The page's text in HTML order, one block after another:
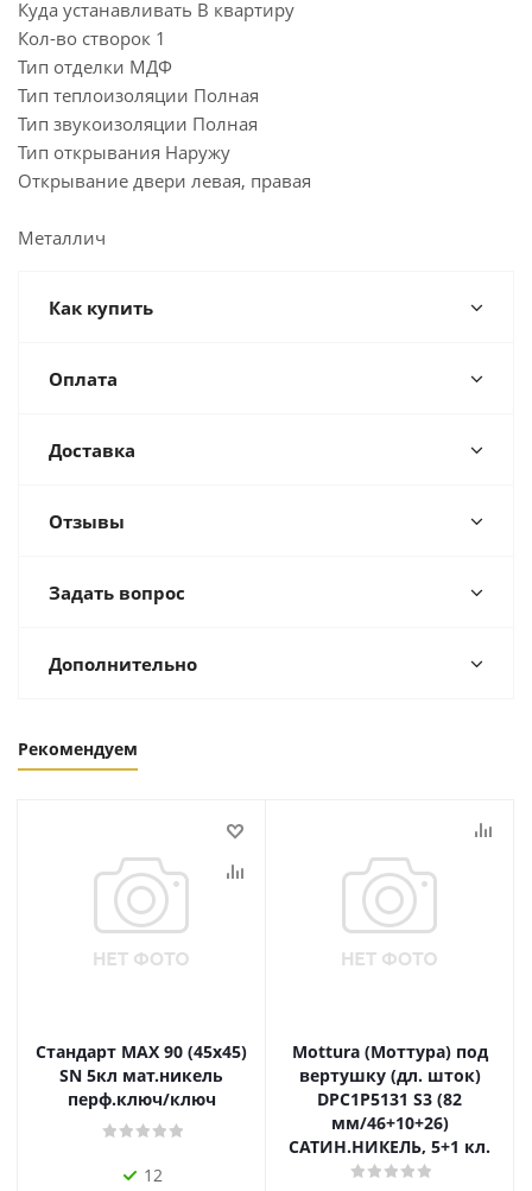
Куда устанавливать В квартиру
Кол-во створок 1
Тип отделки МДФ
Тип теплоизоляции Полная
Тип звукоизоляции Полная
Тип открывания Наружу
Открывание двери левая, правая
Металлич
Как купить
Оплата
Доставка
Отзывы
Задать вопрос
Дополнительно
Рекомендуем
Стандарт MAX 90 (45х45)
SN 5кл мат.никель
перф.ключ/ключ
12
Mottura (Моттура) под
вертушку (дл. шток)
DPC1P5131 S3 (82
мм/46+10+26)
САТИН.НИКЕЛЬ, 5+1 кл.